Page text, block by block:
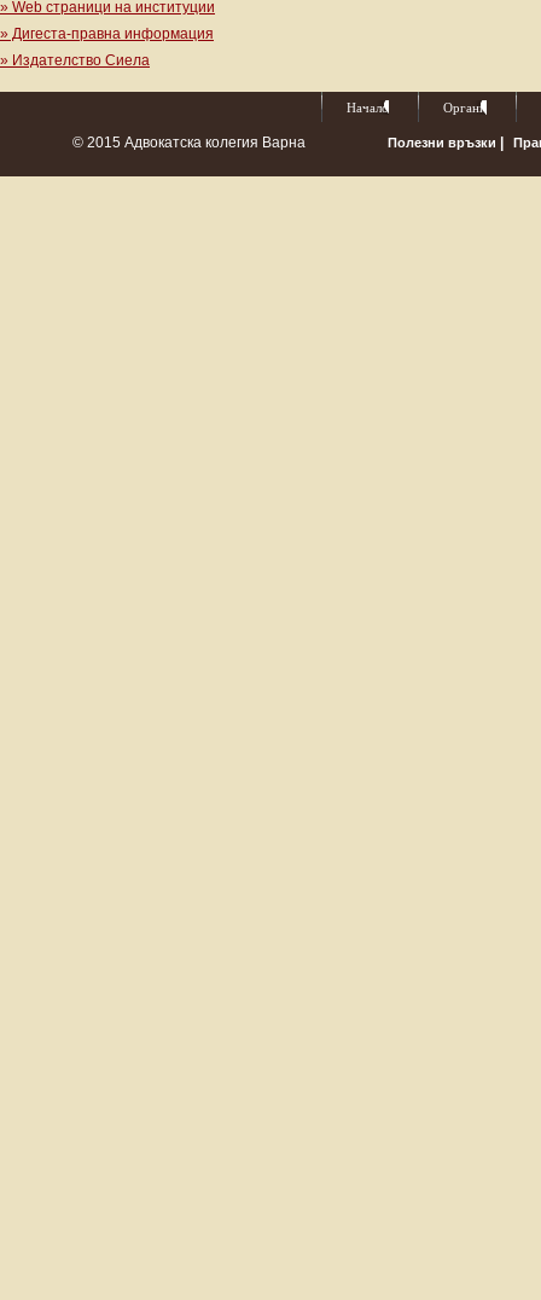
» Web страници на институции
» Дигеста-правна информация
» Издателство Сиела
Начало Органи
© 2015 Адвокатска колегия Варна Полезни връзки